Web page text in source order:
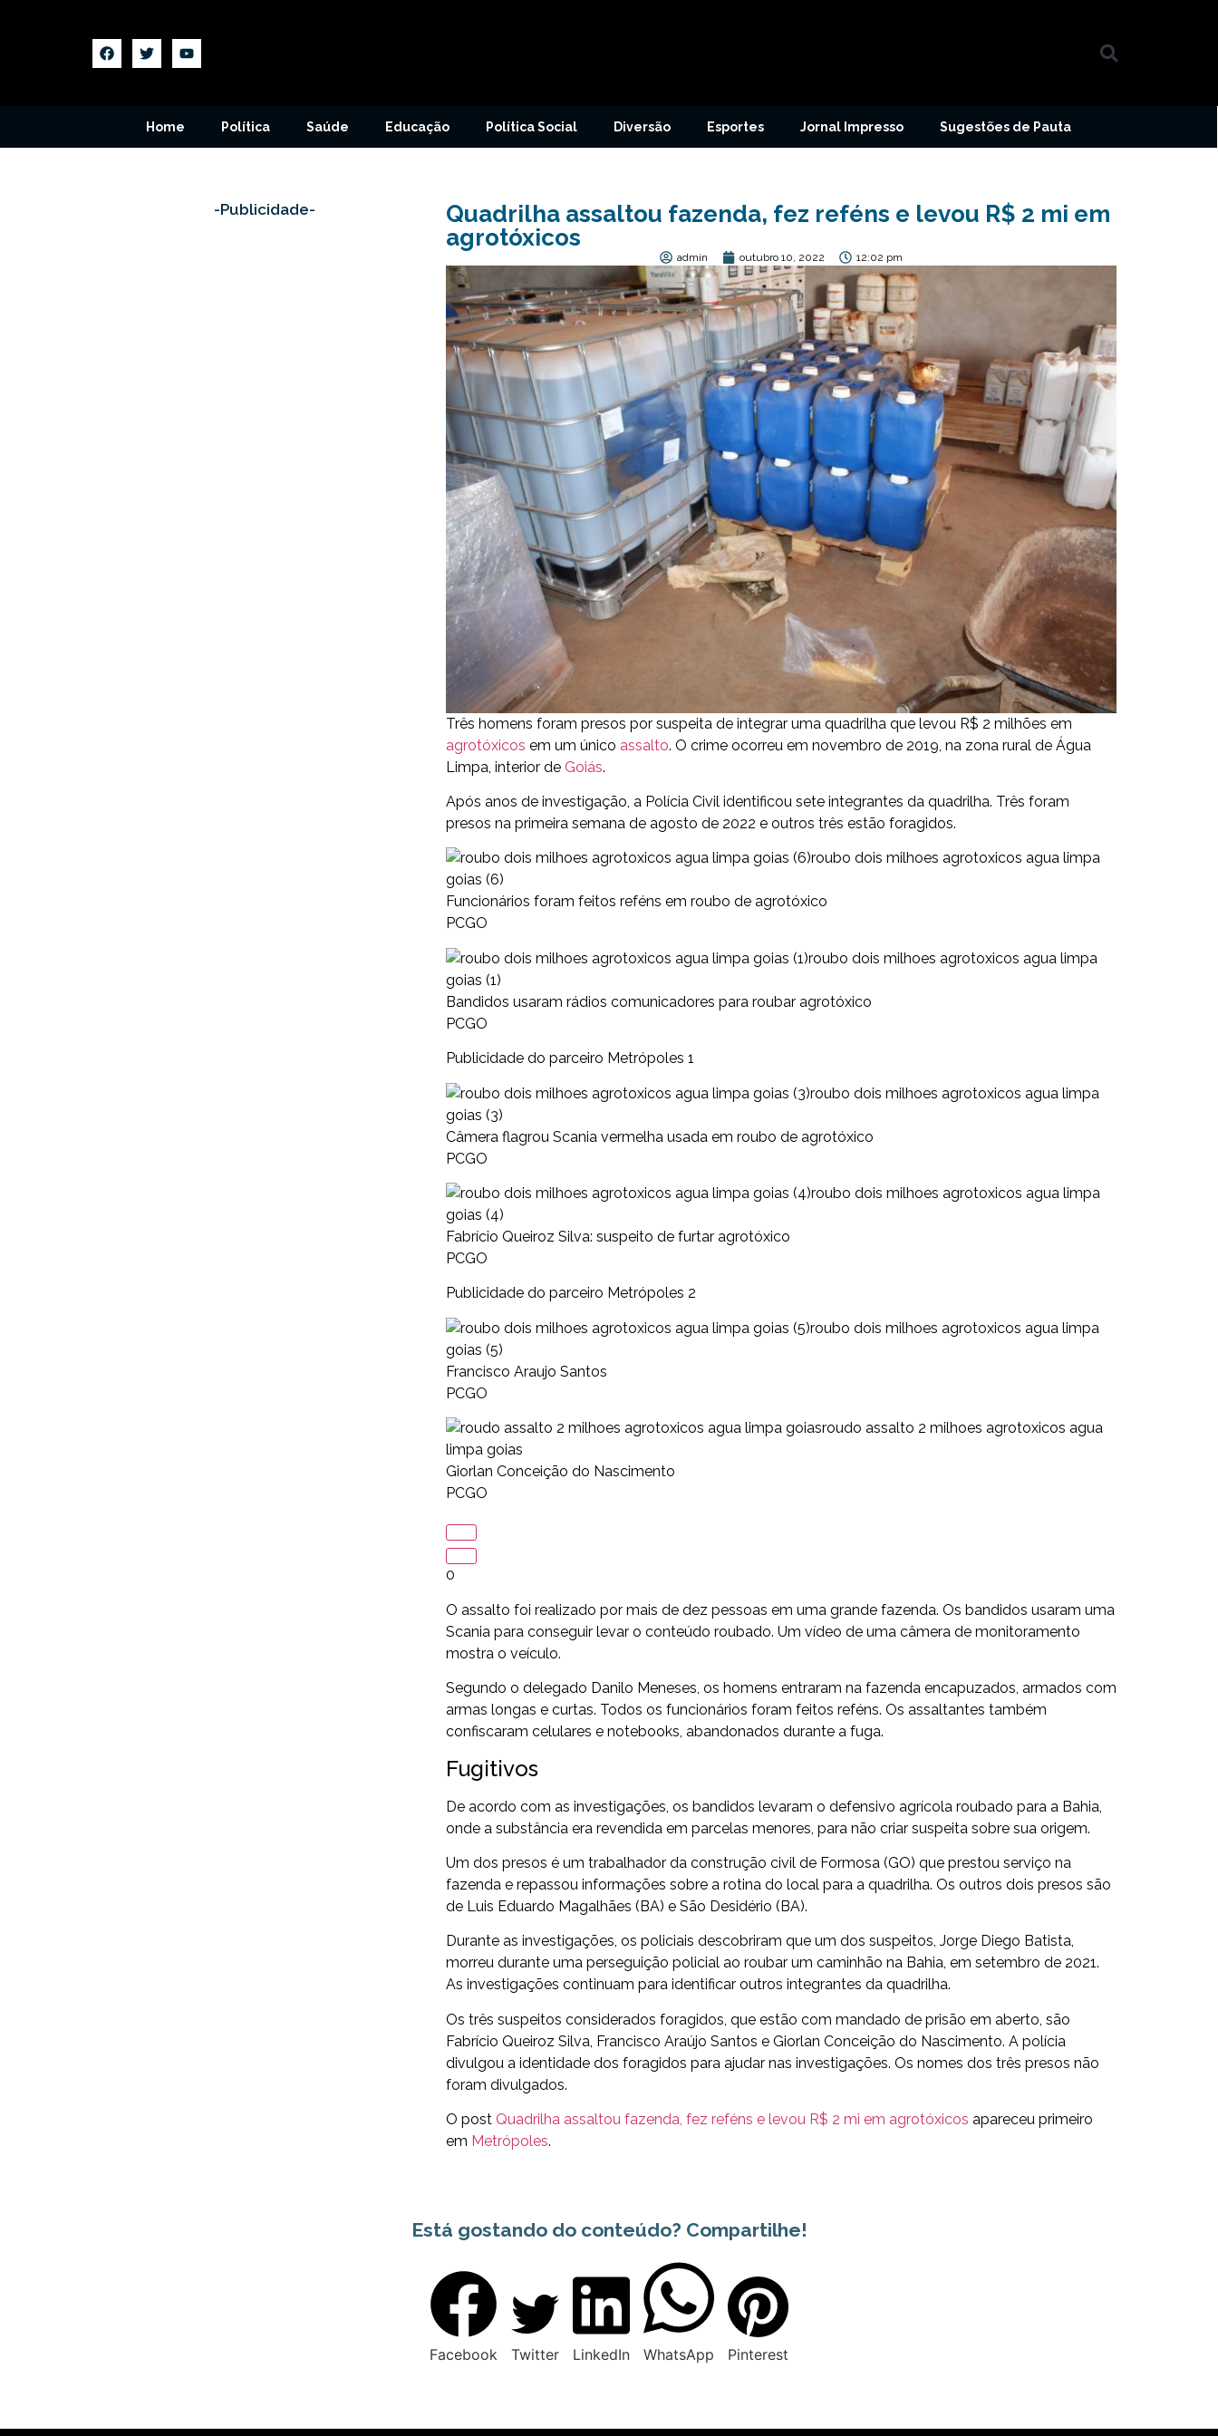
Home Política Saúde Educação Política Social Diversão Esportes Jornal Impresso Sugestões de Pauta
-Publicidade-
Quadrilha assaltou fazenda, fez reféns e levou R$ 2 mi em
agrotóxicos
admin outubro 10, 2022 12:02 pm
Três homens foram presos por suspeita de integrar uma quadrilha que levou R$ 2 milhões em
agrotóxicos em um único assalto. O crime ocorreu em novembro de 2019, na zona rural de Água
Limpa, interior de Goiás.
Após anos de investigação, a Polícia Civil identificou sete integrantes da quadrilha. Três foram
presos na primeira semana de agosto de 2022 e outros três estão foragidos.
roubo dois milhoes agrotoxicos agua limpa
goias (6)
Funcionários foram feitos reféns em roubo de agrotóxico
PCGO
roubo dois milhoes agrotoxicos agua limpa
goias (1)
Bandidos usaram rádios comunicadores para roubar agrotóxico
PCGO
Publicidade do parceiro Metrópoles 1
roubo dois milhoes agrotoxicos agua limpa
goias (3)
Câmera flagrou Scania vermelha usada em roubo de agrotóxico
PCGO
roubo dois milhoes agrotoxicos agua limpa
goias (4)
Fabrício Queiroz Silva: suspeito de furtar agrotóxico
PCGO
Publicidade do parceiro Metrópoles 2
roubo dois milhoes agrotoxicos agua limpa
goias (5)
Francisco Araujo Santos
PCGO
roudo assalto 2 milhoes agrotoxicos agua
limpa goias
Giorlan Conceição do Nascimento
PCGO
0
O assalto foi realizado por mais de dez pessoas em uma grande fazenda. Os bandidos usaram uma
Scania para conseguir levar o conteúdo roubado. Um vídeo de uma câmera de monitoramento
mostra o veículo.
Segundo o delegado Danilo Meneses, os homens entraram na fazenda encapuzados, armados com
armas longas e curtas. Todos os funcionários foram feitos reféns. Os assaltantes também
confiscaram celulares e notebooks, abandonados durante a fuga.
Fugitivos
De acordo com as investigações, os bandidos levaram o defensivo agrícola roubado para a Bahia,
onde a substância era revendida em parcelas menores, para não criar suspeita sobre sua origem.
Um dos presos é um trabalhador da construção civil de Formosa (GO) que prestou serviço na
fazenda e repassou informações sobre a rotina do local para a quadrilha. Os outros dois presos são
de Luis Eduardo Magalhães (BA) e São Desidério (BA).
Durante as investigações, os policiais descobriram que um dos suspeitos, Jorge Diego Batista,
morreu durante uma perseguição policial ao roubar um caminhão na Bahia, em setembro de 2021.
As investigações continuam para identificar outros integrantes da quadrilha.
Os três suspeitos considerados foragidos, que estão com mandado de prisão em aberto, são
Fabrício Queiroz Silva, Francisco Araújo Santos e Giorlan Conceição do Nascimento. A polícia
divulgou a identidade dos foragidos para ajudar nas investigações. Os nomes dos três presos não
foram divulgados.
O post Quadrilha assaltou fazenda, fez reféns e levou R$ 2 mi em agrotóxicos apareceu primeiro
em Metrópoles.
Está gostando do conteúdo? Compartilhe!
Facebook Twitter LinkedIn WhatsApp Pinterest